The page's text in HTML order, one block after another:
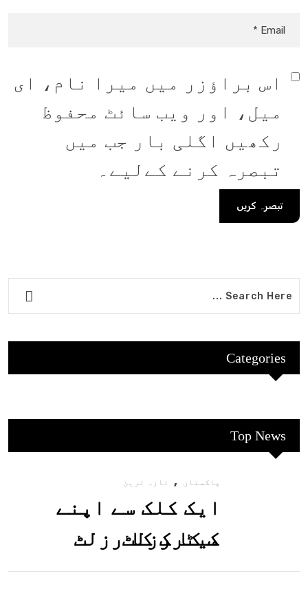
Categories
Top News
پاکستان , تازہ ترین
ایک کلک سے اپنے
میٹرک کا رزلٹ
معلوم کریں
اس براؤزر میں میرا نام، ای
میل، اور ویب سائٹ محفوظ
رکھیں اگلی بار جب میں
تبصرہ کرنے کےلیے۔